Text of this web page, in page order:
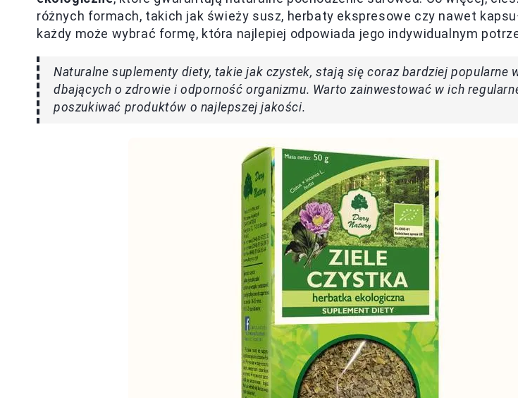
różnych formach, takich jak świeży susz, herbaty ekspresowe czy nawet
każdy może wybrać formę, która najlepiej odpowiada jego indywidualnym
Naturalne suplementy diety, takie jak czystek, stają się coraz bardziej popularne
dbających o zdrowie i odporność organizmu. Warto zainwestować w ich
poszukiwać produktów o najlepszej jakości.